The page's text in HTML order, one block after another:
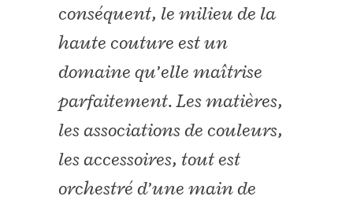
conséquent, le milieu de la
haute couture est un
domaine qu’elle maîtrise
parfaitement. Les matières,
les associations de couleurs,
les accessoires, tout est
orchestré d’une main de